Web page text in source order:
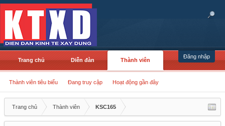
Đăng nhập
Trang chủ Diễn đàn Thành viên
Thành viên tiêu biểu Đang truy cập Hoạt động gần đây
Trang chủ Thành viên KSC165